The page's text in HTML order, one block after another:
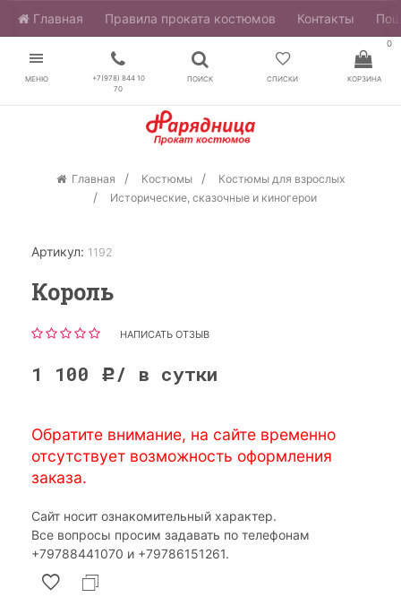
Главная ​Правила проката костюмов Контакты
МЕНЮ
+7(978) 844 10
70
ПОИСК СПИСКИ
0
КОРЗИНА
Главная Костюмы
Костюмы для взрослых
Исторические, сказочные и киногерои
Артикул: 1192
Король
НАПИСАТЬ ОТЗЫВ
1 100 Р / в сутки
Обратите внимание, на сайте временно
отсутствует возможность оформления
заказа.
Сайт носит ознакомительный характер.
Все вопросы просим задавать по телефонам
‎+79788441070 и ‎+79786151261.